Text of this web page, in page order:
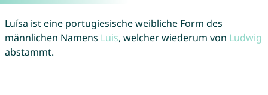
Luísa ist eine portugiesische weibliche Form des
männlichen Namens Luis, welcher wiederum von Ludwig
abstammt.